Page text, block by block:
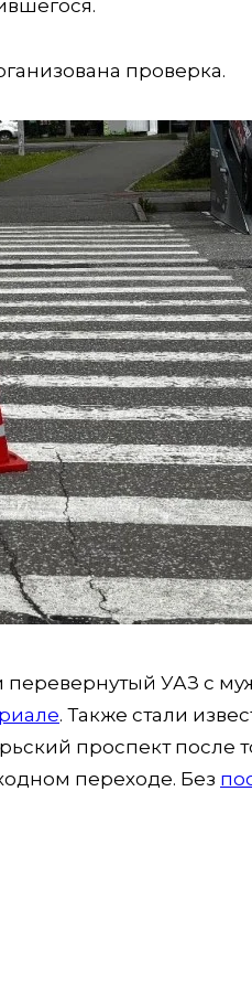
проверка.
УАЗ с
. Также стали
проспект после
переходе. Без